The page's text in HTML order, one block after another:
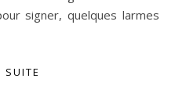
signer, quelques larmes
SUITE